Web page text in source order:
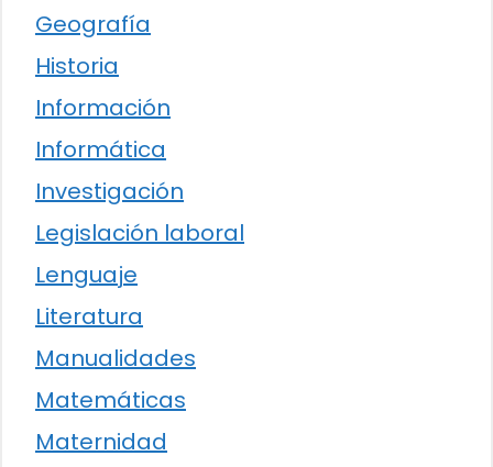
Geografía
Historia
Información
Informática
Investigación
Legislación laboral
Lenguaje
Literatura
Manualidades
Matemáticas
Maternidad